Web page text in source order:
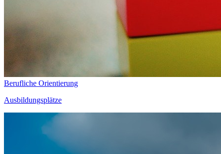
Berufliche Orientierung
Ausbildungsplätze